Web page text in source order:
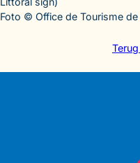
Foto © Office de Tourisme de